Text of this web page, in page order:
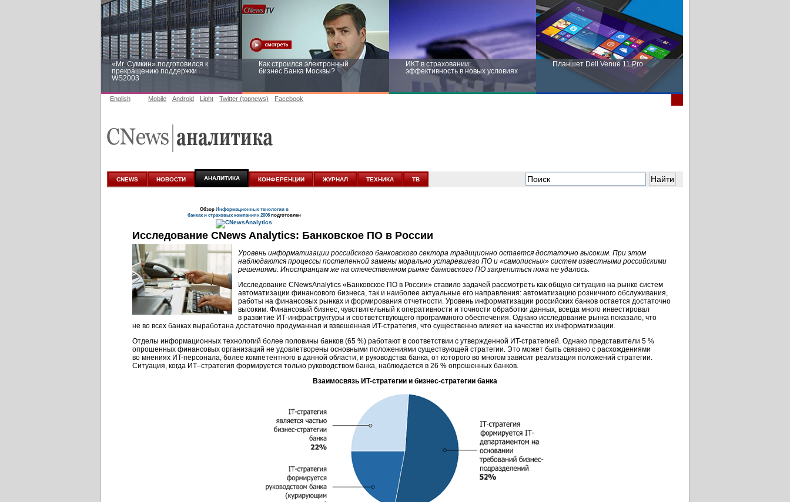
«Mr. Сумкин» подготовился к
прекращению поддержки
WS2003
Как строился электронный
бизнес Банка Москвы?
ИКТ в страховании:
эффективность в новых условиях
Планшет Dell Venue 11 Pro
аналитике
новых условиях
English Mobile Android Light Twitter (topnews) Facebook
CNEWS НОВОСТИ АНАЛИТИКА КОНФЕРЕНЦИИ ЖУРНАЛ ТЕХНИКА ТВ
Обзор Информационные тенологии в
банках и страховых компаниях 2006подготовлен
Исследование CNews Analytics: Банковское ПО в России
Уровень информатизации российского банковского сектора традиционно остается достаточно высоким. При этом
наблюдаются процессы постепенной замены морально устаревшего ПО и «самописных» систем известными российскими
решениями. Иностранцам же на отечественном рынке банковского ПО закрепиться пока не удалось.
Исследование CNewsAnalytics «Банковское ПО в России» ставило задачей рассмотреть как общую ситуацию на рынке систем
автоматизации финансового бизнеса, так и наиболее актуальные его направления: автоматизацию розничного обслуживания,
работы на финансовых рынках и формирования отчетности. Уровень информатизации российских банков остается достаточно
высоким. Финансовый бизнес, чувствительный к оперативности и точности обработки данных, всегда много инвестировал
в развитие ИТ-инфраструктуры и соответствующего программного обеспечения. Однако исследование рынка показало, что
не во всех банках выработана достаточно продуманная и взвешенная ИT-стратегия, что существенно влияет на качество их информатизации.
Отделы информационных технологий более половины банков (65 %) работают в соответствии с утвержденной ИT-стратегией. Однако представители 5 %
опрошенных финансовых организаций не удовлетворены основными положениями существующей стратегии. Это может быть связано с расхождениями
во мнениях ИT-персонала, более компетентного в данной области, и руководства банка, от которого во многом зависит реализация положений стратегии.
Ситуация, когда ИT–стратегия формируется только руководством банка, наблюдается в 26 % опрошенных банков.
Взаимосвязь ИT-стратегиии бизнес-стратегиибанка